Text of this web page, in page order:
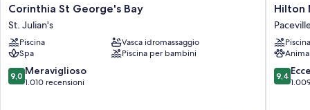
Corinthia
St
George's
Bay
St.
Julian's
Corinthia St George's Bay
St. Julian's
Piscina
Vasca idromassaggio
Spa
Piscina per bambini
9.0
su
9,0 Meraviglioso
1.010 recensioni
Hilton
Malta
Paceville
Hilton
Piscina
9.4
su
9,4